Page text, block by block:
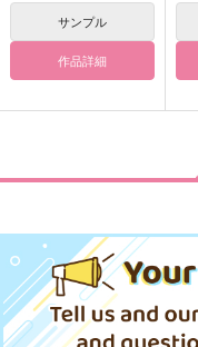
サンプル
作品詳細
DOUBLE ENCOUNT
787 円（税込）
Fate/Grand Order
ジェームズ・モリアーティ
ダンテ・アリギエーリ
シャーロック・ホームズ
サンプル
憂
サンプル
作品詳細